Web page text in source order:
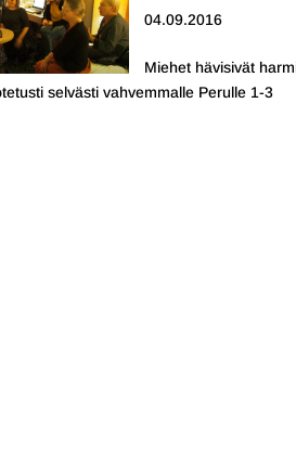
04.09.2016
Miehet hävisivät
selvästi vahvemmalle Perulle 1-3